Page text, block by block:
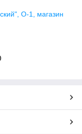
О-1, магазин